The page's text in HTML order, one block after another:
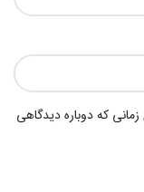
که دوباره دیدگاهی